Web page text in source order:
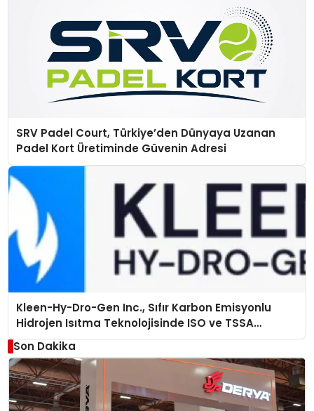
SRV Padel Court, Türkiye’den Dünyaya Uzanan
Padel Kort Üretiminde Güvenin Adresi
Kleen-Hy-Dro-Gen Inc., Sıfır Karbon Emisyonlu
Hidrojen Isıtma Teknolojisinde ISO ve TSSA
Düzenleyici Onaylarını Aldı
Son Dakika